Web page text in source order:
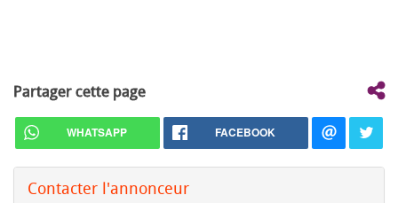
Partager cette page
WHATSAPP FACEBOOK
Contacter l'annonceur